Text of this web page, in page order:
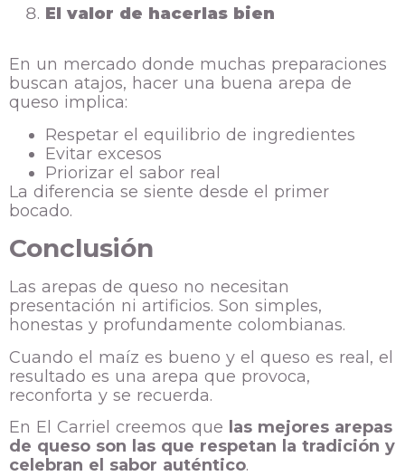
El valor de hacerlas bien
En un mercado donde muchas preparaciones
buscan atajos, hacer una buena arepa de
queso implica:
Respetar el equilibrio de ingredientes
Evitar excesos
Priorizar el sabor real
La diferencia se siente desde el primer
bocado.
Conclusión
Las arepas de queso no necesitan
presentación ni artificios. Son simples,
honestas y profundamente colombianas.
Cuando el maíz es bueno y el queso es real, el
resultado es una arepa que provoca,
reconforta y se recuerda.
En El Carriel creemos que las mejores arepas
de queso son las que respetan la tradición y
celebran el sabor auténtico.